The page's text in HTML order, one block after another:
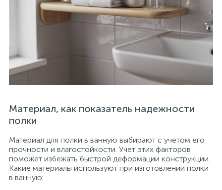
Материал, как показатель надежности
полки
Материал для полки в ванную выбирают с учетом его
прочности и влагостойкости. Учет этих факторов
поможет избежать быстрой деформации конструкции.
Какие материалы используют при изготовлении полки
в ванную: